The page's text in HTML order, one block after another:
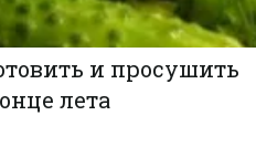
и просушить
лета